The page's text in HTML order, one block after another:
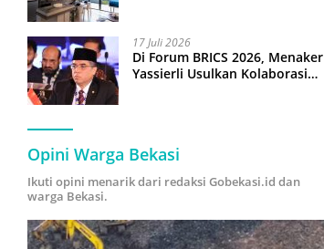
17 Juli 2026
Di Forum BRICS 2026, Menaker
Yassierli Usulkan Kolaborasi
Opini Warga Bekasi
Ikuti opini menarik dari redaksi Gobekasi.id dan
warga Bekasi.